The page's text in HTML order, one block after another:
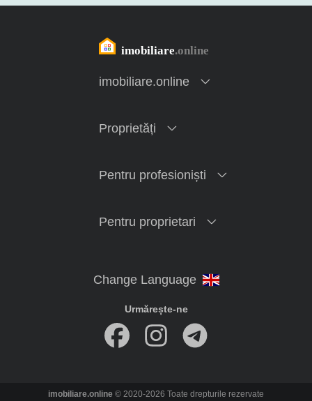
imobiliare.online
Proprietăți
Pentru profesioniști
Pentru proprietari
Urmărește-ne
imobiliare.online © 2020-2026 Toate drepturile rezervate